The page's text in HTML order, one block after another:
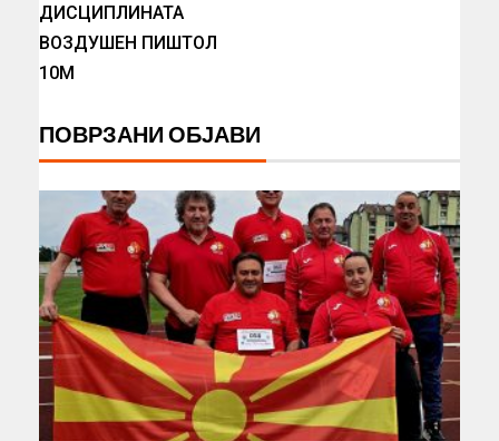
ДИСЦИПЛИНАТА
ВОЗДУШЕН ПИШТОЛ
10М
ПОВРЗАНИ ОБЈАВИ